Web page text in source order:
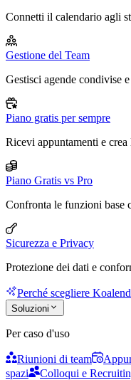
Connetti il calendario agli
Gestione del Team
Gestisci agende condivise
Piano gratis per sempre
Ricevi appuntamenti e
Piano Gratis vs Pro
Confronta le funzioni base
Sicurezza e Privacy
Protezione dei dati e
Perché scegliere
Soluzioni
Per caso d'uso
Riunioni di team
spazi
Colloqui e